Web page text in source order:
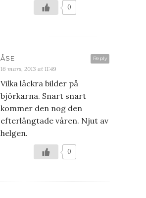
0
Reply
ÅSE
16 mars, 2013 at 11:49
Vilka läckra bilder på
björkarna. Snart snart
kommer den nog den
efterlängtade våren. Njut av
helgen.
0